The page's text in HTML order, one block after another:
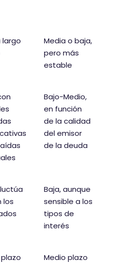
largo
Media o baja,
pero más
estable
Bajo-Medio,
en función
de la calidad
del emisor
de la deuda
los
Baja, aunque
sensible a los
tipos de
interés
Medio plazo